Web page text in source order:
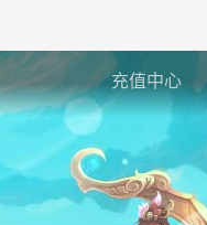
充值中心